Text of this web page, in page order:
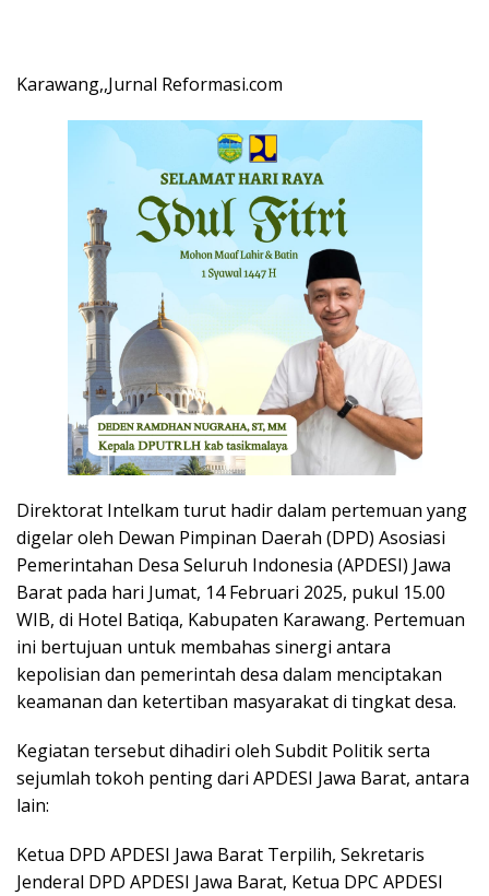
Karawang,,Jurnal Reformasi.com
Direktorat Intelkam turut hadir dalam pertemuan yang
digelar oleh Dewan Pimpinan Daerah (DPD) Asosiasi
Pemerintahan Desa Seluruh Indonesia (APDESI) Jawa
Barat pada hari Jumat, 14 Februari 2025, pukul 15.00
WIB, di Hotel Batiqa, Kabupaten Karawang. Pertemuan
ini bertujuan untuk membahas sinergi antara
kepolisian dan pemerintah desa dalam menciptakan
keamanan dan ketertiban masyarakat di tingkat desa.
Kegiatan tersebut dihadiri oleh Subdit Politik serta
sejumlah tokoh penting dari APDESI Jawa Barat, antara
lain:
Ketua DPD APDESI Jawa Barat Terpilih, Sekretaris
Jenderal DPD APDESI Jawa Barat, Ketua DPC APDESI